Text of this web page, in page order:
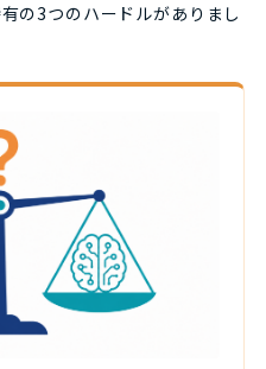
の3つのハードルがありまし